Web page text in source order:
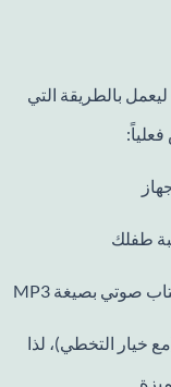
يتم تصميم تطبيق MIBOOKO Storybook ليعمل بالطريقة التي
طفلك
خيار التخطي)، لذا